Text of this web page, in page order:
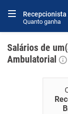
Quanto ganha
Salários de
Ambulatorial